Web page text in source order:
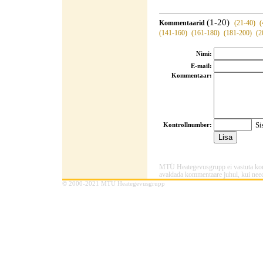
Kommentaarid (1-20) (21-40)
(141-160) (161-180) (181-200)
Nimi:
E-mail:
Kommentaar:
Kontrollnumber:
MTÜ Heategevusgrupp ei vastuta
avaldada kommentaare juhul, kui
© 2000-2021 MTÜ Heategevusgrupp